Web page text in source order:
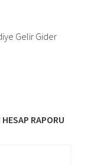
Gelir Gider
RAPORU